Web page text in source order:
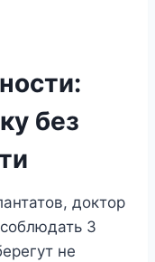
без
доктор
3
не